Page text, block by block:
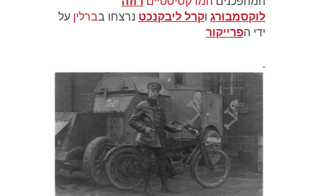
לוקסמבורג וקרל ליבקנכט נרצחו בברלין על
ידי הפרייקור